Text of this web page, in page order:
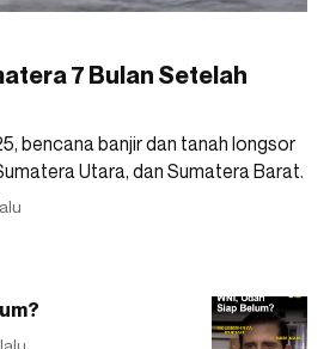
7 Bulan Setelah
bencana banjir dan tanah longsor
Utara, dan Sumatera Barat.